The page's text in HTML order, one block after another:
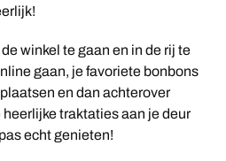
winkel te gaan en in de rij te
gaan, je favoriete bonbons
en dan achterover
traktaties aan je deur
echt genieten!